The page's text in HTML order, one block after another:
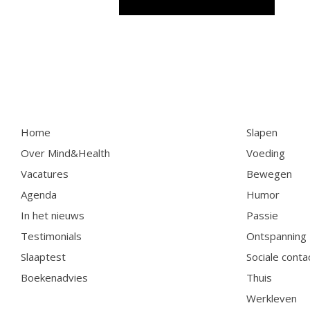
Home
Over Mind&Health
Vacatures
Agenda
In het nieuws
Testimonials
Slaaptest
Boekenadvies
Slapen
Voeding
Bewegen
Humor
Passie
Ontspanning
Sociale
Thuis
Werkleven